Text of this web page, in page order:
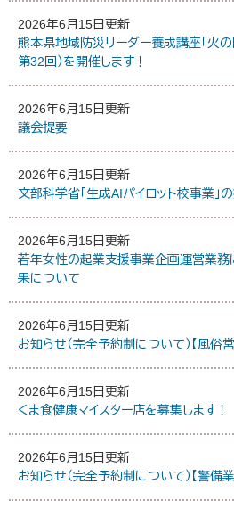
2026年6月15日更新
熊本県地域防災リーダー養成講座「火の
第32回）を開催します！
2026年6月15日更新
議会提要
2026年6月15日更新
文部科学省「生成AIパイロット校事業」
2026年6月15日更新
若年女性の起業支援事業企画運営業
果について
2026年6月15日更新
お知らせ（完全予約制について）【風俗
2026年6月15日更新
くま食健康マイスター店を募集します！
2026年6月15日更新
お知らせ（完全予約制について）【警備業